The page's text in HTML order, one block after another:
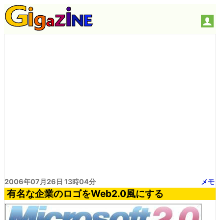
2006年07月26日 13時04分 メモ
有名な企業のロゴをWeb2.0風にする